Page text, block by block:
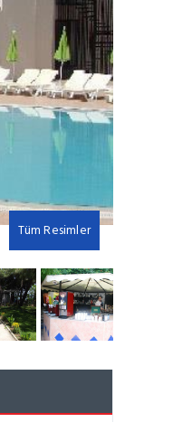
Tüm Resimler